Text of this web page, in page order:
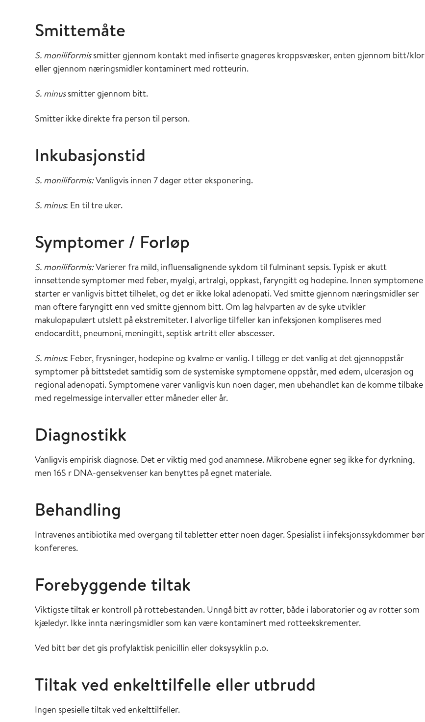
Smittemåte
S. moniliformissmitter gjennom kontakt med infiserte gnageres kroppsvæsker, enten gjennom bitt/klor
eller gjennom næringsmidler kontaminert med rotteurin.
S. minussmitter gjennom bitt.
Smitter ikke direkte fra person til person.
Inkubasjonstid
S. moniliformis:Vanligvis innen 7 dager etter eksponering.
S. minus: En til tre uker.
Symptomer / Forløp
S. moniliformis:Varierer fra mild, influensalignende sykdom til fulminant sepsis. Typisk er akutt
innsettende symptomer med feber, myalgi, artralgi, oppkast, faryngitt og hodepine. Innen symptomene
starter er vanligvis bittet tilhelet, og det er ikke lokal adenopati. Ved smitte gjennom næringsmidler ser
man oftere faryngitt enn ved smitte gjennom bitt. Om lag halvparten av de syke utvikler
makulopapulært utslett på ekstremiteter. I alvorlige tilfeller kan infeksjonen kompliseres med
endocarditt, pneumoni, meningitt, septisk artritt eller abscesser.
S. minus: Feber, frysninger, hodepine og kvalme er vanlig. I tillegg er det vanlig at det gjennoppstår
symptomer på bittstedet samtidig som de systemiske symptomene oppstår, med ødem, ulcerasjon og
regional adenopati. Symptomene varer vanligvis kun noen dager, men ubehandlet kan de komme tilbake
med regelmessige intervaller etter måneder eller år.
Diagnostikk
Vanligvis empirisk diagnose. Det er viktig med god anamnese. Mikrobene egner seg ikke for dyrkning,
men 16S r DNA-gensekvenser kan benyttes på egnet materiale.
Behandling
Intravenøs antibiotika med overgang til tabletter etter noen dager. Spesialist i infeksjonssykdommer bør
konfereres.
Forebyggende tiltak
Viktigste tiltak er kontroll på rottebestanden. Unngå bitt av rotter, både i laboratorier og av rotter som
kjæledyr. Ikke innta næringsmidler som kan være kontaminert med rotteekskrementer.
Ved bitt bør det gis profylaktisk penicillin eller doksysyklin p.o.
Tiltak ved enkelttilfelle eller utbrudd
Ingen spesielle tiltak ved enkelttilfeller.